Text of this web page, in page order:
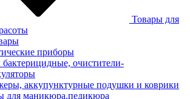
Товары для
приборы
очистители-
аккупунктурные подушки и коврики
для маникюра,педикюра